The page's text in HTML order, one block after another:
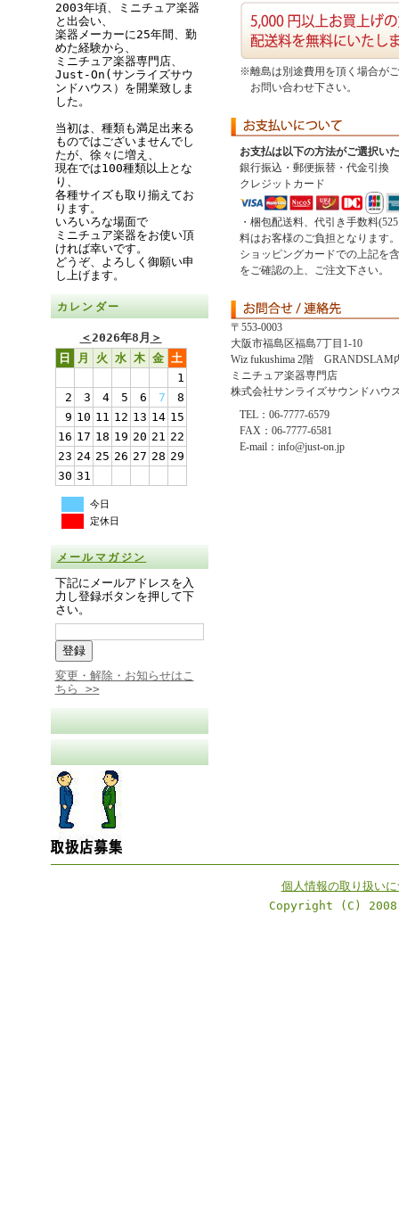
2003年頃、ミニチュア楽器
と出会い、
楽器メーカーに25年間、勤
めた経験から、
ミニチュア楽器専門店、
Just-On(サンライズサウ
ンドハウス）を開業致しま
した。
当初は、種類も満足出来る
ものではございませんでし
たが、徐々に増え、
現在では100種類以上とな
り、
各種サイズも取り揃えてお
ります。
いろいろな場面で
ミニチュア楽器をお使い頂
ければ幸いです。
どうぞ、よろしく御願い申
し上げます。
カレンダー
＜2026年8月 ＞
日
月 火 水 木 金 土
1
2
3 4 5 6 7
8
9 10 11 12 13 14 15
16 17 18 19 20 21 22
23 24 25 26 27 28 29
30 31
今日
定休日
メールマガジン
下記にメールアドレスを入
力し登録ボタンを押して下
さい。
変更・解除・お知らせはこ
ちら >>
※離島は別途費用を頂く場合が
お問い合わせ下さい。
お支払は以下の方法がご選択い
銀行振込・郵便振替・代金引換
クレジットカード
・梱包配送料、代引き手数料
料はお客様のご負担となります。
ショッピングカードでの上記を
をご確認の上、ご注文下さい。
〒553-0003
大阪市福島区福島7丁目1-10
Wiz fukushima 2階 GRANDSLAM
ミニチュア楽器専門店
株式会社サンライズサウンドハウ
TEL：06-7777-6579
FAX：06-7777-6581
E-mail：info@just-on.jp
個人情報の取り扱い
Copyright (C)